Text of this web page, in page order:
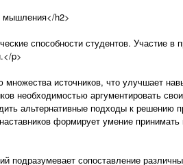
мышления</h2>
способности студентов. Участие в
p>
источников, что улучшает
необходимостью аргументировать
альтернативные подходы к решению
формирует умение принимать
сопоставление